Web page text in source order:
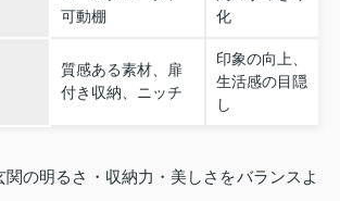
可動棚
化
質感ある素材、扉
付き収納、ニッチ
印象の向上、
生活感の目隠
し
関の明るさ・収納力・美しさをバランスよ